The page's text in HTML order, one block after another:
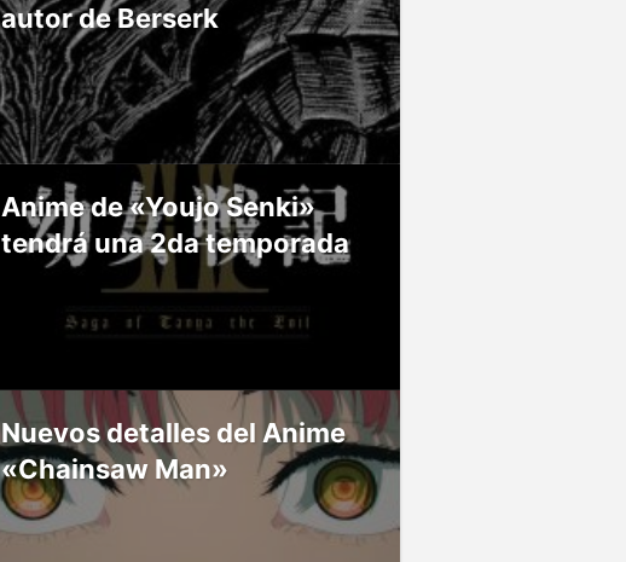
autor de Berserk
Anime de «Youjo Senki»
tendrá una 2da temporada
Nuevos detalles del Anime
«Chainsaw Man»